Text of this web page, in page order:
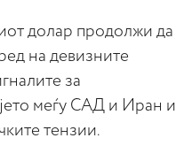
долар продолжи да
на девизните
за
меѓу САД и Иран и
тензии.